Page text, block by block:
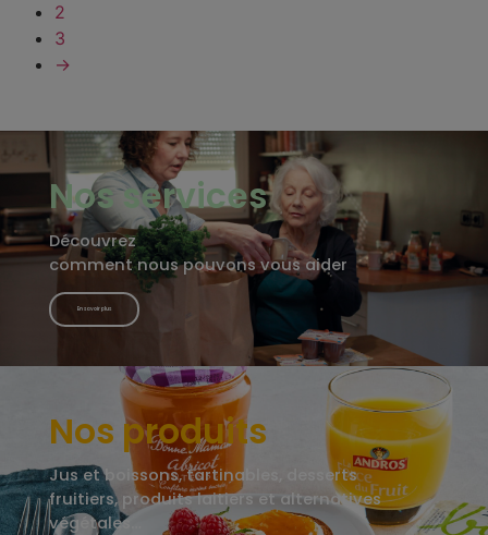
2
3
→
Nos services
Découvrez
comment nous pouvons vous aider
En savoir plus
Nos produits
Jus et boissons, tartinables, desserts
fruitiers, produits laitiers et alternatives
végétales…